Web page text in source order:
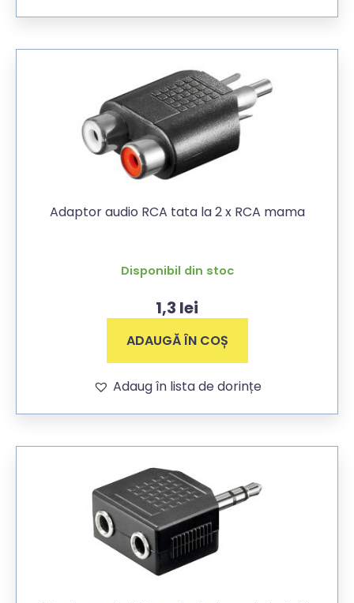
Adaptor audio RCA tata la 2 x RCA mama
Disponibil din stoc
1,3 lei
ADAUGĂ ÎN COȘ
Adaug în lista de dorințe